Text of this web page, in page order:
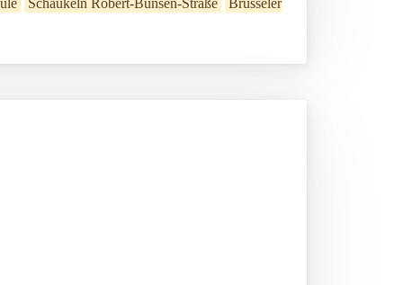
Schaukeln Robert-Bunsen-Straße Brüsseler